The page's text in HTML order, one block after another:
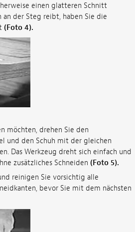
einen glatteren Schnitt
an der Steg reibt, haben Sie die
(Foto 4).
möchten, drehen Sie den
und den Schuh mit der gleichen
Das Werkzeug dreht sich einfach und
zusätzliches Schneiden (Foto 5).
reinigen Sie vorsichtig alle
bevor Sie mit dem nächsten